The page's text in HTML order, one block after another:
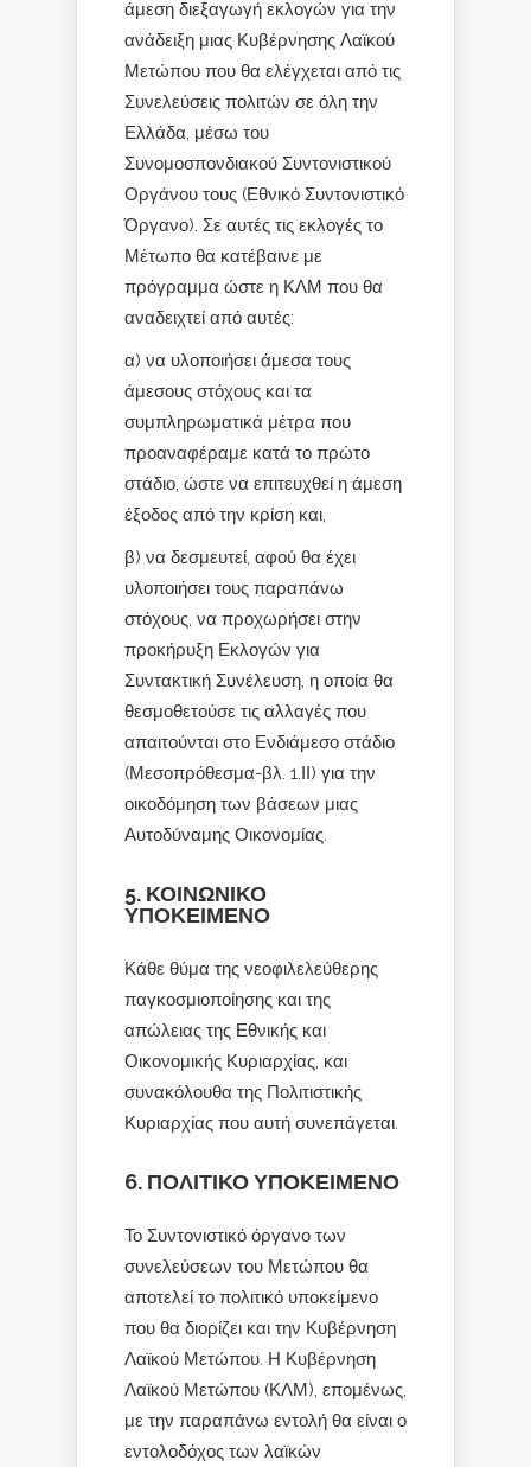
άμεση διεξαγωγή εκλογών για την
ανάδειξη μιας Κυβέρνησης Λαϊκού
Μετώπου που θα ελέγχεται από τις
Συνελεύσεις πολιτών σε όλη την
Ελλάδα, μέσω του
Συνομοσπονδιακού Συντονιστικού
Οργάνου τους (Εθνικό Συντονιστικό
Όργανο). Σε αυτές τις εκλογές το
Μέτωπο θα κατέβαινε με
πρόγραμμα ώστε η ΚΛΜ που θα
αναδειχτεί από αυτές:
α) να υλοποιήσει άμεσα τους
άμεσους στόχους και τα
συμπληρωματικά μέτρα που
προαναφέραμε κατά το πρώτο
στάδιο, ώστε να επιτευχθεί η άμεση
έξοδος από την κρίση και,
β) να δεσμευτεί, αφού θα έχει
υλοποιήσει τους παραπάνω
στόχους, να προχωρήσει στην
προκήρυξη Εκλογών για
Συντακτική Συνέλευση, η οποία θα
θεσμοθετούσε τις αλλαγές που
απαιτούνται στο Ενδιάμεσο στάδιο
(Μεσοπρόθεσμα-βλ. 1.ΙΙ) για την
οικοδόμηση των βάσεων μιας
Αυτοδύναμης Οικονομίας.
5. ΚΟΙΝΩΝΙΚΟ
ΥΠΟΚΕΙΜΕΝΟ
Κάθε θύμα της νεοφιλελεύθερης
παγκοσμιοποίησης και της
απώλειας της Εθνικής και
Οικονομικής Κυριαρχίας, και
συνακόλουθα της Πολιτιστικής
Κυριαρχίας που αυτή συνεπάγεται.
6. ΠΟΛΙΤΙΚΟ ΥΠΟΚΕΙΜΕΝΟ
Το Συντονιστικό όργανο των
συνελεύσεων του Μετώπου θα
αποτελεί το πολιτικό υποκείμενο
που θα διορίζει και την Κυβέρνηση
Λαϊκού Μετώπου. Η Κυβέρνηση
Λαϊκού Μετώπου (ΚΛΜ), επομένως,
με την παραπάνω εντολή θα είναι ο
εντολοδόχος των λαϊκών